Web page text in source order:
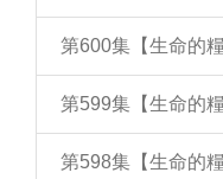
第600集【生命的
第599集【生命的
第598集【生命的